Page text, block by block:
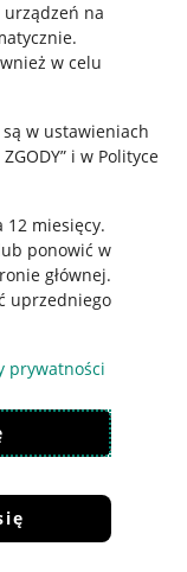
na
.
w celu
w ustawieniach
i w Polityce
12 miesięcy.
ponowić w
głównej.
uprzedniego
prywatności
regulaminu